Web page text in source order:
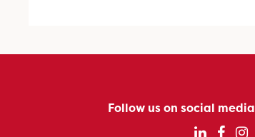
Follow us on social media